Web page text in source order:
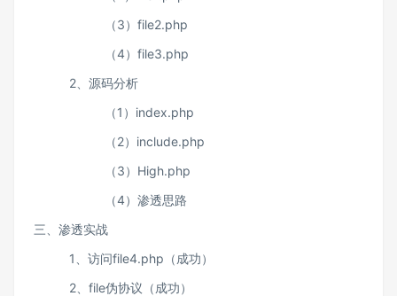
（3）file2.php
（4）file3.php
2、源码分析
（1）index.php
（2）include.php
（3）High.php
（4）渗透思路
三、渗透实战
1、访问file4.php（成功）
2、file伪协议（成功）